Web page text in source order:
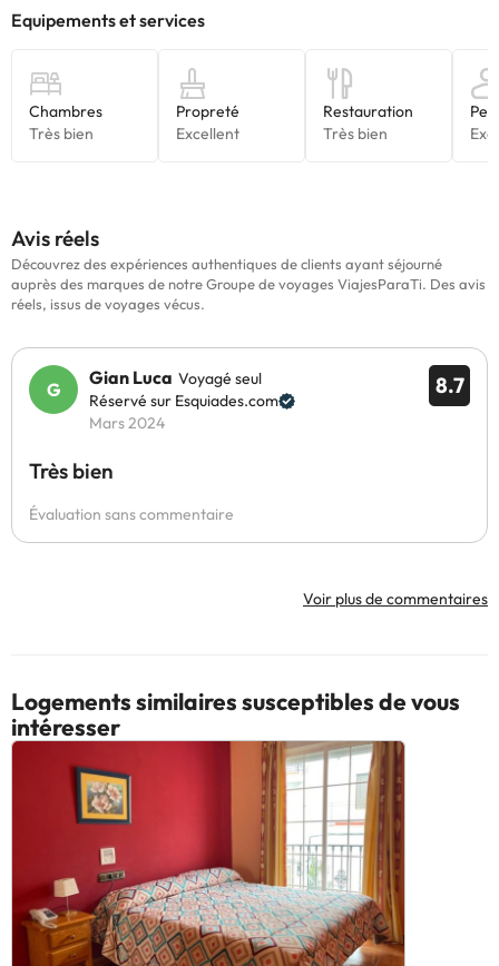
Avis réels
Découvrez des expériences authentiques de clients ayant séjourné
auprès des marques de notre Groupe de voyages ViajesParaTi. Des avis
réels, issus de voyages vécus.
8.7
Gian Luca Voyagé seul
Réservé sur Esquiades.com
Mars 2024
Très bien
Évaluation sans commentaire
Voir plus de commentaires
Logements similaires susceptibles de vous
intéresser